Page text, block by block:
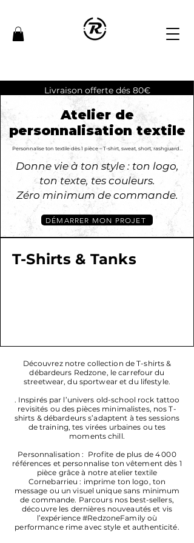
Livraison offerte dés 80€
Atelier de
personnalisation textile
Atelier de
personnalisation textile
Personnalise ton textile dès 1 pièce – T-shirt, sweat, short, rashguard…
Personnalise ton textile dès 1 pièce – T-shirt, sweat, short, rashguard…
Donne vie à ton style : ton logo,
ton texte, tes couleurs.
Zéro minimum de commande.
DÉMARRER MON PROJET
T-Shirts & Tanks
Découvrez notre collection de T-shirts &
débardeurs Redzone, le carrefour du
streetwear, du sportwear et du lifestyle.
. Inspirés par l’univers old-school rock tattoo
revisités ou des pièces minimalistes, nos T-
shirts & débardeurs s’adaptent à tes sessions
de training, tes virées urbaines ou tes
moments chill.
Personnalisation : Profite de plus de 4 000
références et personnalise ton vêtement dès 1
pièce grâce à notre atelier textile
Cornebarrieu : imprime ton logo, ton
message ou un visuel unique sans minimum
de commande. Parcours nos best-sellers,
découvre les dernières nouveautés et vis
l’expérience #RedzoneFamily où
performance rime avec style et authenticité.